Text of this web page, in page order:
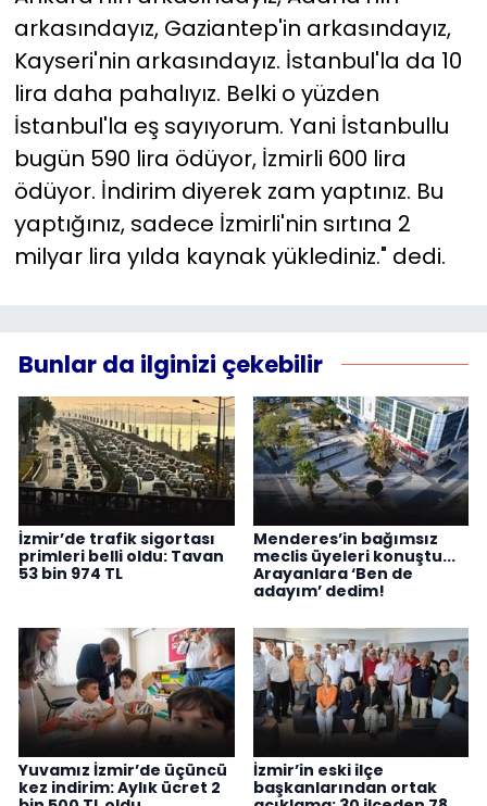
arkasındayız, Gaziantep'in arkasındayız,
Kayseri'nin arkasındayız. İstanbul'la da 10
lira daha pahalıyız. Belki o yüzden
İstanbul'la eş sayıyorum. Yani İstanbullu
bugün 590 lira ödüyor, İzmirli 600 lira
ödüyor. İndirim diyerek zam yaptınız. Bu
yaptığınız, sadece İzmirli'nin sırtına 2
milyar lira yılda kaynak yüklediniz." dedi.
Bunlar da ilginizi çekebilir
İzmir’de trafik sigortası
primleri belli oldu: Tavan
53 bin 974 TL
Menderes’in bağımsız
meclis üyeleri konuştu...
Arayanlara ‘Ben de
adayım’ dedim!
Yuvamız İzmir’de üçüncü
kez indirim: Aylık ücret 2
İzmir’in eski ilçe
başkanlarından ortak